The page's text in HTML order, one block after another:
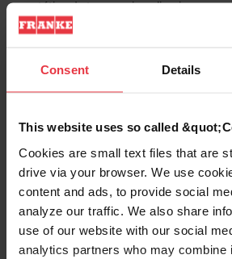
Consent Details
This website uses so called
Cookies are small text files that are
drive via your browser. We use
content and ads, to provide social
analyze our traffic. We also share
use of our website with our social
analytics partners who may combine
estética de tu espacio culinario.
Información de
Aspecto
EAN/UPC